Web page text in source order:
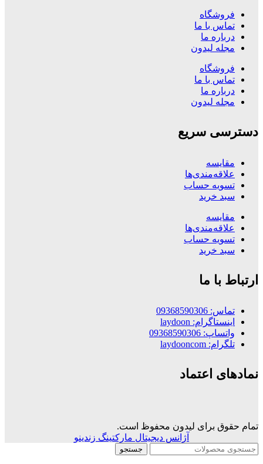
فروشگاه
تماس با ما
درباره ما
مجله لیدون
فروشگاه
تماس با ما
درباره ما
مجله لیدون
دسترسی سریع
مقایسه
علاقه‌مندی‌ها
تسویه حساب
سبد خرید
مقایسه
علاقه‌مندی‌ها
تسویه حساب
سبد خرید
ارتباط با ما
تماس: 09368590306
اینستاگرام: laydoon
واتساپ: 09368590306
تلگرام: laydooncom
نمادهای اعتماد
تمام حقوق برای لیدون محفوظ است.
آژانس دیجیتال مارکتینگ زندینو
جستجو